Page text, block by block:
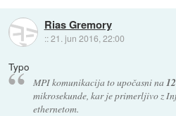
Rias Gremory
::21. jun 2016, 22:00
Typo
MPI komunikacija to upočasni na
mikrosekunde, kar je primerljivo z
ethernetom.